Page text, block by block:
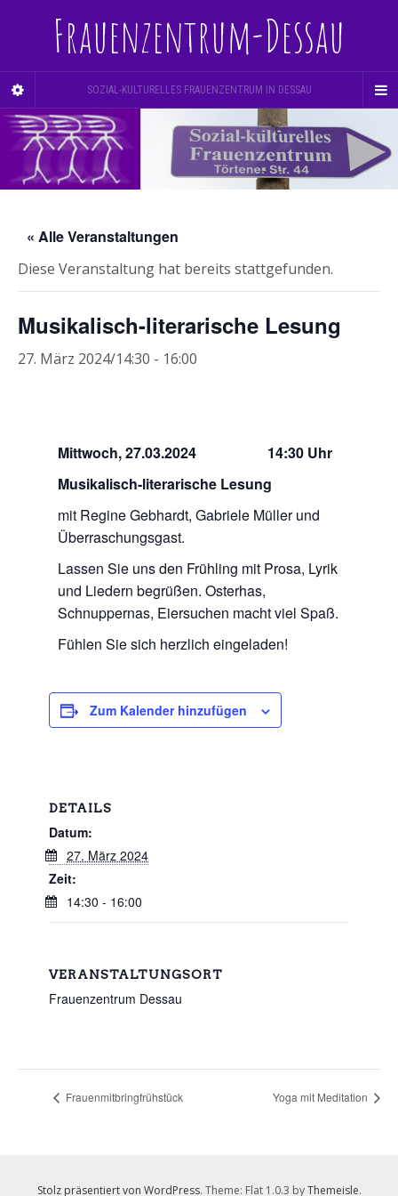
Frauenzentrum-Dessau
SOZIAL-KULTURELLES FRAUENZENTRUM IN DESSAU
« Alle Veranstaltungen
Diese Veranstaltung hat bereits stattgefunden.
Musikalisch-literarische Lesung
27. März 2024/14:30 - 16:00
Mittwoch, 27.03.2024 14:30 Uhr
Musikalisch-literarische Lesung
mit Regine Gebhardt, Gabriele Müller und
Überraschungsgast.
Lassen Sie uns den Frühling mit Prosa, Lyrik
und Liedern begrüßen. Osterhas,
Schnuppernas, Eiersuchen macht viel Spaß.
Fühlen Sie sich herzlich eingeladen!
Zum Kalender hinzufügen
DETAILS
Datum:
27. März 2024
Zeit:
14:30 - 16:00
VERANSTALTUNGSORT
Frauenzentrum Dessau
Frauenmitbringfrühstück Yoga mit Meditation
Stolz präsentiert von WordPress. Theme: Flat 1.0.3 byThemeisle.